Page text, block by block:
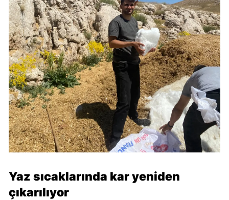
Yaz sıcaklarında kar yeniden
çıkarılıyor